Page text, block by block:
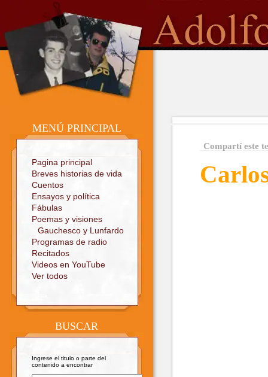
Sitio oficial
MENÚ PRINCIPAL
Pagina principal
Breves historias de vida
Cuentos
Ensayos y política
Fábulas
Poemas y visiones
Gauchesco y Lunfardo
Programas de radio
Recitados
Videos en YouTube
Ver todos
BUSCAR
Ingrese el titulo o parte del
contenido a encontrar
Compartí este